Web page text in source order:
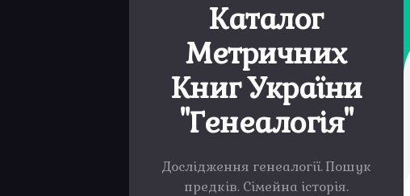
Каталог
Метричних
Книг України
"Генеалогія"
Дослідження генеалогії. Пошук
предків. Сімейна історія.